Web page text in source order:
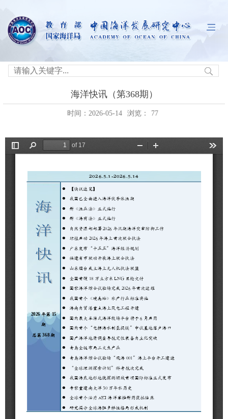
海洋快讯（第368期）
时间：2026-05-14 浏览： 77